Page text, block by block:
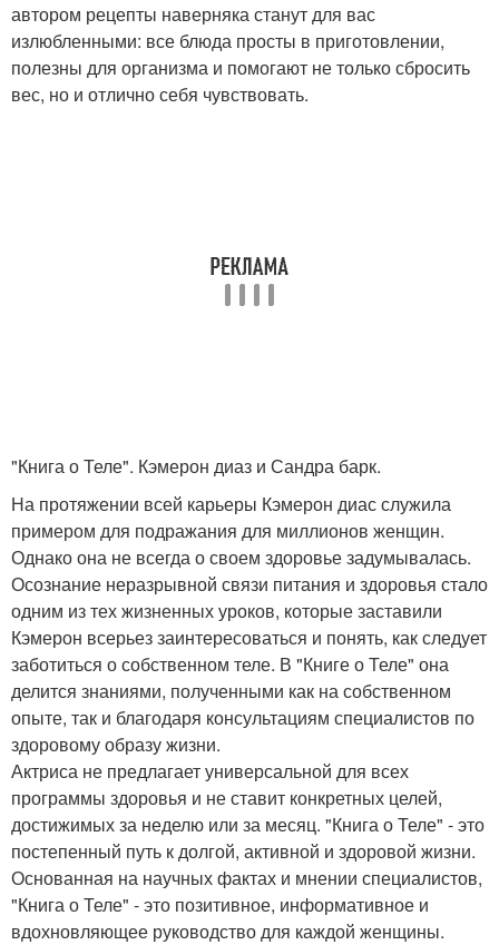
автором рецепты наверняка станут для вас
излюбленными: все блюда просты в приготовлении,
полезны для организма и помогают не только сбросить
вес, но и отлично себя чувствовать.
"Книга о Теле". Кэмерон диаз и Сандра барк.
На протяжении всей карьеры Кэмерон диас служила
примером для подражания для миллионов женщин.
Однако она не всегда о своем здоровье задумывалась.
Осознание неразрывной связи питания и здоровья стало
одним из тех жизненных уроков, которые заставили
Кэмерон всерьез заинтересоваться и понять, как следует
заботиться о собственном теле. В "Книге о Теле" она
делится знаниями, полученными как на собственном
опыте, так и благодаря консультациям специалистов по
здоровому образу жизни.
Актриса не предлагает универсальной для всех
программы здоровья и не ставит конкретных целей,
достижимых за неделю или за месяц. "Книга о Теле" - это
постепенный путь к долгой, активной и здоровой жизни.
Основанная на научных фактах и мнении специалистов,
"Книга о Теле" - это позитивное, информативное и
вдохновляющее руководство для каждой женщины.